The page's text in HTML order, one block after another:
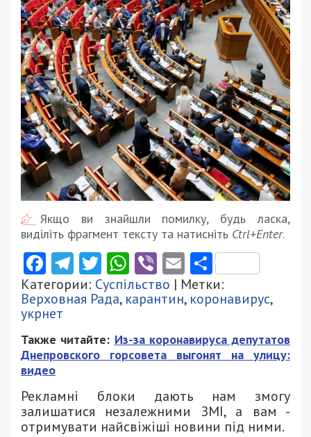
Якщо ви знайшли помилку, будь ласка,
виділіть фрагмент тексту та натисніть Ctrl+Enter.
Facebook
Telegram
Twitter
WhatsApp
ViberEmail
Категории: Суспільство | Метки:
Верховная Рада, карантин, коронавирус,
укрнет
Также читайте: Из-за коронавируса депутатов
Днепровского горсовета выгонят на улицу:
видео
Рекламні блоки дають нам змогу
залишатися незалежними ЗМІ, а вам -
отримувати найсвіжіші новини під ними.